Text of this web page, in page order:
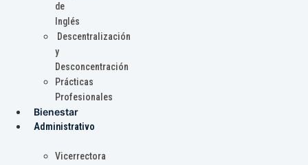
de
Inglés
Descentralización
y
Desconcentración
Prácticas
Profesionales
Bienestar
Administrativo
Vicerrectora